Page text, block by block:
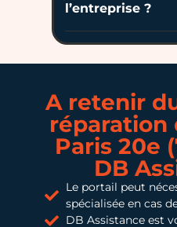
l’entreprise ?
A retenir
réparation
Paris 20e
DB
Le portail peut
spécialisée en cas
DB Assistance est